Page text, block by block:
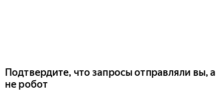
Подтвердите, что запросы отправляли вы, а
не робот